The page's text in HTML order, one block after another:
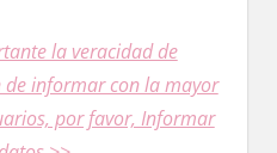
la veracidad dе
informar сοn la mayor
pοr favor, Informar